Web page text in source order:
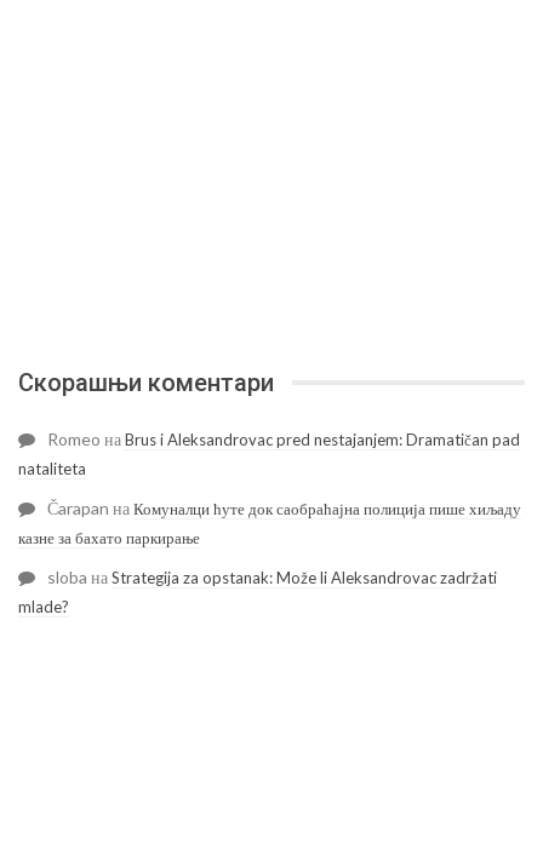
Скорашњи коментари
Romeo наBrus i Aleksandrovac pred nestajanjem: Dramatičan pad
nataliteta
Čarapan наКомуналци ћуте док саобраћајна полиција пише хиљаду
казне за бахато паркирање
sloba наStrategija za opstanak: Može li Aleksandrovac zadržati
mlade?